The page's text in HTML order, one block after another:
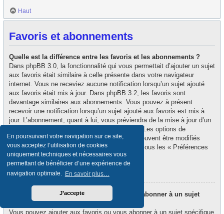
En poursuivant votre navigation sur ce site,
vous acceptez l’utilisation de cookies
uniquement techniques et nécessaires vous
permettant de bénéficier d’une expérience de
navigation optimale. En savoir plus…
J’accepte
Haut
Favoris et abonnements
Quelle est la différence entre les favoris et les abonnements ?
Dans phpBB 3.0, la fonctionnalité qui vous permettait d’ajouter un sujet
aux favoris était similaire à celle présente dans votre navigateur
internet. Vous ne receviez aucune notification lorsqu’un sujet ajouté
aux favoris était mis à jour. Dans phpBB 3.2, les favoris sont
davantage similaires aux abonnements. Vous pouvez à présent
recevoir une notification lorsqu’un sujet ajouté aux favoris est mis à
jour. L’abonnement, quant à lui, vous préviendra de la mise à jour d’un
forum ou d’un sujet auquel vous êtes abonné. Les options de
notification des favoris et des abonnements peuvent être modifiés
depuis le panneau de contrôle de l’utilisateur, sous les « Préférences
du forum ».
Haut
Comment puis-je ajouter aux favoris ou m’abonner à un sujet
spécifique ?
Vous pouvez ajouter aux favoris ou vous abonner à un sujet spécifique